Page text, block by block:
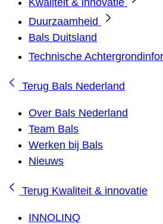
Duurzaamheid
Bals Duitsland
Technische
Terug Bals Nederland
Over Bals Nederland
Team Bals
Werken bij Bals
Nieuws
Terug Kwaliteit & innovatie
INNOLINQ